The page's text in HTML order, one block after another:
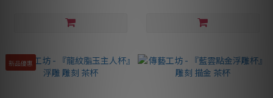
新品優惠